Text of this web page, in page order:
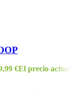
€El precio actual